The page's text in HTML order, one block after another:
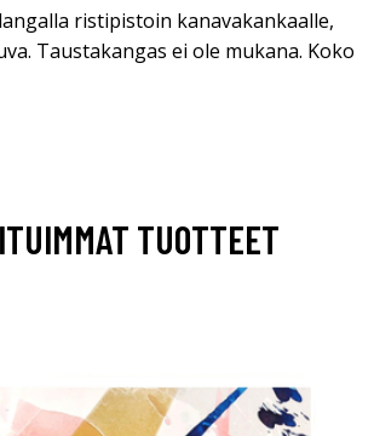
ristipistoin kanavakankaalle,
Taustakangas ei ole mukana. Koko
TUOTTEET